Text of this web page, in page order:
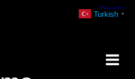
Turkish ▼